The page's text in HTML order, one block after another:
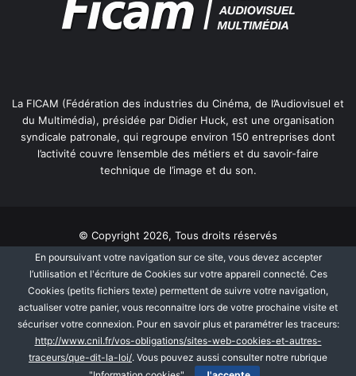
La FICAM (Fédération des industries du Cinéma, de l’Audiovisuel et
du Multimédia), présidée par Didier Huck, est une organisation
syndicale patronale, qui regroupe environ 150 entreprises dont
l’activité couvre l’ensemble des métiers et du savoir-faire
technique de l’image et du son.
© Copyright 2026, Tous droits réservés
Mentions légales
Information Cookies
Politique de protection des données personnelles
Plan du site
FacebookLinkedin
En poursuivant votre navigation sur ce site, vous devez accepter
l’utilisation et l'écriture de Cookies sur votre appareil connecté. Ces
Cookies (petits fichiers texte) permettent de suivre votre navigation,
actualiser votre panier, vous reconnaitre lors de votre prochaine visite et
sécuriser votre connexion. Pour en savoir plus et paramétrer les traceurs:
http://www.cnil.fr/vos-obligations/sites-web-cookies-et-autres-
traceurs/que-dit-la-loi/. Vous pouvez aussi consulter notre rubrique